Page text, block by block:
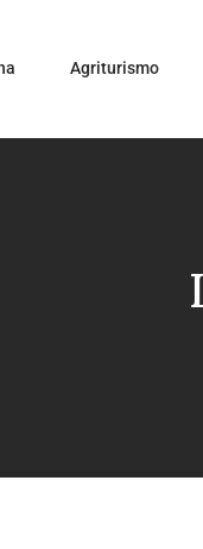
Agriturismo